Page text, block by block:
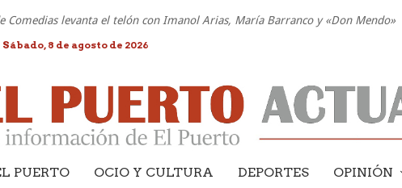
Comedias levanta el telón con Imanol Arias, María Barranco y «Don Mendo»
Sábado, 8 de agosto de 2026
PUERTO OCIO Y CULTURA DEPORTES OPINIÓN